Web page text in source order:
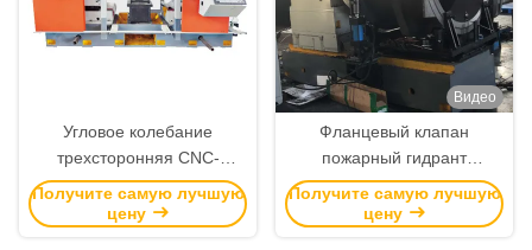
Угловое колебание
трехсторонняя CNC-
фрезерная машина для
свертывания спиндинговой
Получите самую лучшую
цену
Видео
Фланцевый клапан
пожарный гидрант
чугунные детали СНК
Свертывание и фрезерная
Получите самую лучшую
цену